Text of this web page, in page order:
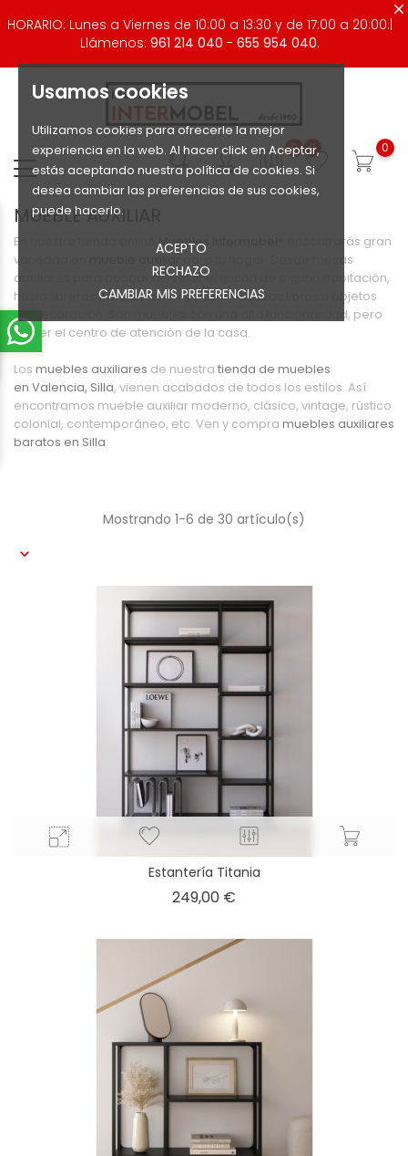
Usamos cookies
Utilizamos cookies para ofrecerle la mejor
experiencia en la web. Al hacer click en Aceptar,
estás aceptando nuestra política de cookies. Si
desea cambiar las preferencias de sus cookies,
puede hacerlo.
ACEPTO
RECHAZO
CAMBIAR MIS PREFERENCIAS
HORARIO: Lunes a Viernes de 10:00 a 13:30 y de 17:00 a 20:00.|
Llámenos: 961 214 040 - 655 954 040.
0 0 0
MUEBLE AUXILIAR
En nuestra tienda online Muebles Intermobel
® encontrarás gran
variedad en
para tu hogar. Desde mesas
auxiliares para acabar de vestir el rincón de alguna habitación,
hasta libreros para poder organizar nuestros libros u objetos
de decoración. Son muebles con una alta funcionalidad, pero
sin ser el centro de atención de la casa.
Los muebles auxiliares de nuestra tienda de muebles
en Valencia, Silla, vienen acabados de todos los estilos. Así
encontramos mueble auxiliar moderno, clásico, vintage, rústico
colonial, contemporáneo, etc. Ven y compra muebles auxiliares
baratos en Silla.
Mostrando 1-6 de 30 artículo(s)
Estantería Titania
249,00 €